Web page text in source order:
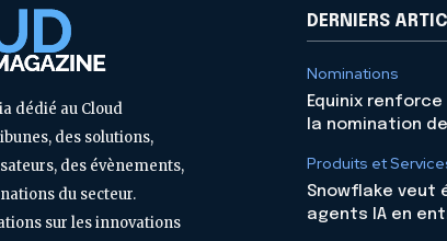
dédié au Cloud
des solutions,
des évènements,
du secteur.
sur les innovations
DERNIERS
Nominations
Equinix
la nomination
Produits et
Snowflake veut
agents IA en